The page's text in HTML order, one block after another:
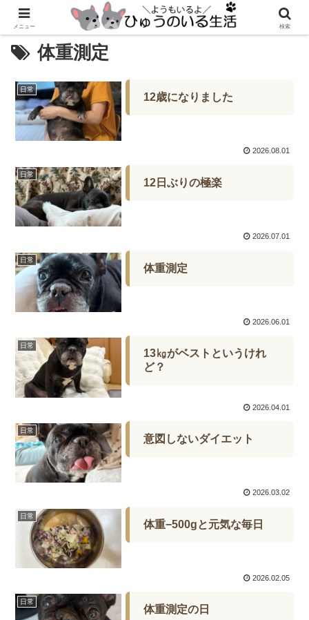
体重測定
日常
12歳になりました
2026.08.01
日常
12日ぶりの極楽
2026.07.01
日常
体重測定
2026.06.01
日常
13㎏がベストというけれ
ど？
2026.04.01
日常
意図しないダイエット
2026.03.02
日常
体重−500gと元気な毎日
2026.02.05
日常
体重測定の日
メニュー 検索